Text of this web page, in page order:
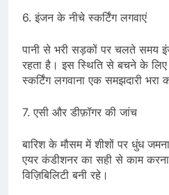
6. इंजन के नीचे स्कर्टिंग लगवाएं
पानी से भरी सड़कों पर चलते समय
रहता है। इस स्थिति से बचने के
स्कर्टिंग लगवाना एक समझदारी भरा
7. एसी और डीफ़ॉगर की जांच
बारिश के मौसम में शीशों पर धुंध
एयर कंडीशनर का सही से काम
विज़िबिलिटी बनी रहे।